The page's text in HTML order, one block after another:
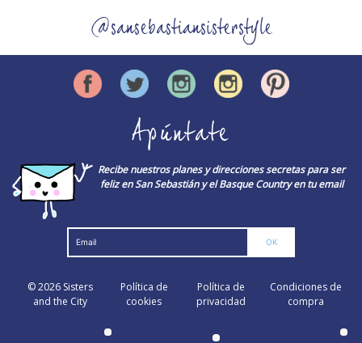
@sansebastiansisterstyle
Apúntate
Recibe nuestros planes y direcciones secretas para ser
feliz en San Sebastián y el Basque Country en tu email
© 2026 Sisters
and the City
Política de
cookies
Política de
privacidad
Condiciones de
compra